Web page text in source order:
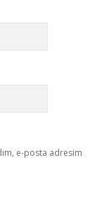
e-posta adresim